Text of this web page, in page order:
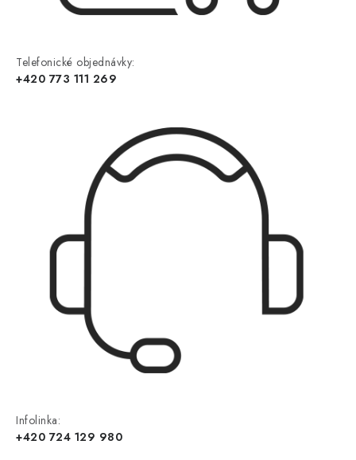
Telefonické objednávky:
+420 773 111 269
Infolinka:
+420 724 129 980